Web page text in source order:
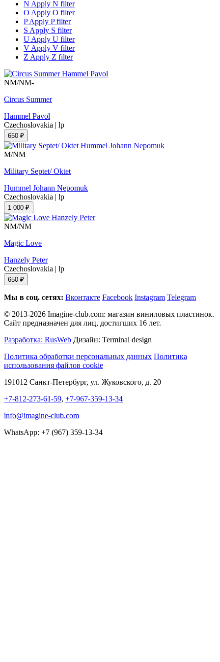
N Apply N filter
O Apply O filter
PApply P filter
S Apply S filter
U Apply U filter
V Apply V filter
Z Apply Z filter
NM/NM-
Circus Summer
Hammel Pavol
Czechoslovakia | lp
650 ₽
M/NM
Military Septet/ Oktet
Hummel Johann Nepomuk
Czechoslovakia | lp
1 000 ₽
NM/NM
Magic Love
Hanzely Peter
Czechoslovakia | lp
650 ₽
Мы в соц. сетях: Вконтакте Facebook Instagram Telegram
© 2013-2026 Imagine-club.com: магазин виниловых пластинок.
Сайт предназначен для лиц, достигших 16 лет.
Разработка: RusWeb Дизайн: Terminal design
Политика обработки персональных данных Политика
использования файлов cookie
191012 Санкт-Петербург, ул. Жуковского, д. 20
+7-812-273-61-59, +7-967-359-13-34
info@imagine-club.com
WhatsApp: +7 (967) 359-13-34